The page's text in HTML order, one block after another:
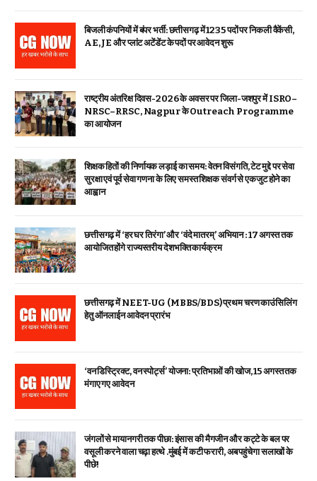
बिजली कंपनियों में बंपर भर्ती: छत्तीसगढ़ में 1235 पदों पर निकली वैकेंसी,
AE, JE और प्लांट अटेंडेंट के पदों पर आवेदन शुरू
राष्ट्रीय अंतरिक्ष दिवस-2026 के अवसर पर जिला-जशपुर में ISRO–
NRSC–RRSC, Nagpur के Outreach Programme
का आयोजन
शिक्षक हितों की निर्णायक लड़ाई का समय: वेतन विसंगति, टेट मुद्दे पर सेवा
सुरक्षा एवं पूर्व सेवा गणना के लिए समस्त शिक्षक संवर्ग से एकजुट होने का
आह्वान
छत्तीसगढ़ में ‘हर घर तिरंगा’ और ‘वंदे मातरम्’ अभियान : 17 अगस्त तक
आयोजित होंगे राज्यस्तरीय देशभक्ति कार्यक्रम
छत्तीसगढ़ में NEET-UG (MBBS/BDS) प्रथम चरण काउंसिलिंग
हेतु ऑनलाईन आवेदन प्रारंभ
‘वन डिस्ट्रिक्ट, वन स्पोर्ट्स’ योजना: प्रतिभाओं की खोज, 15 अगस्त तक
मंगाए गए आवेदन
जंगलों से मायानगरी तक पीछा: इंसास की मैगजीन और कट्टे के बल पर
वसूली करने वाला चढ़ा हत्थे .मुंबई में कटी फरारी, अब पहुंचेगा सलाखों के
पीछे!